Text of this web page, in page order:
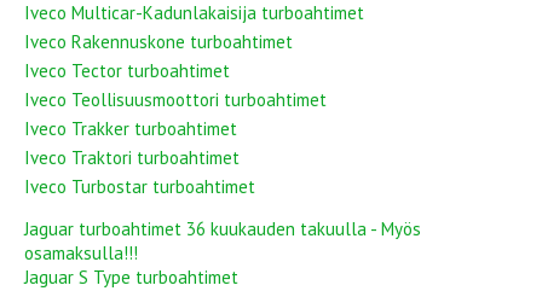
Iveco Multicar-Kadunlakaisija turboahtimet
Iveco Rakennuskone turboahtimet
Iveco Tector turboahtimet
Iveco Teollisuusmoottori turboahtimet
Iveco Trakker turboahtimet
Iveco Traktori turboahtimet
Iveco Turbostar turboahtimet
Jaguar turboahtimet 36 kuukauden takuulla - Myös
osamaksulla!!!
Jaguar S Type turboahtimet